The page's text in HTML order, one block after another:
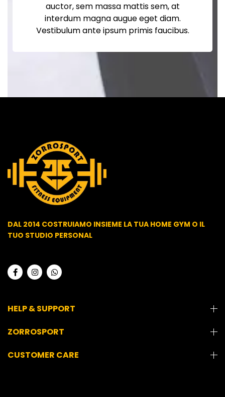
auctor, sem massa mattis sem, at
interdum magna augue eget diam.
Vestibulum ante ipsum primis faucibus.
DAL 2014 COSTRUIAMO INSIEME LA TUA HOME GYM O IL
TUO STUDIO PERSONAL
HELP & SUPPORT
ZORROSPORT
CUSTOMER CARE